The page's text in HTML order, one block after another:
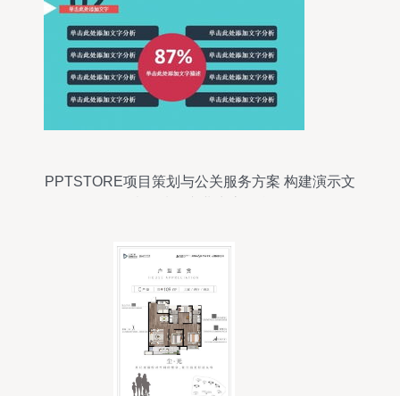
PPTSTORE项目策划与公关服务方案 构建演示文